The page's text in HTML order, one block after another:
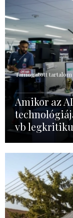
Támogatott tartalom
Amikor az
vb